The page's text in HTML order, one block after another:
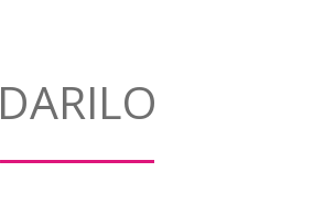
DARILO